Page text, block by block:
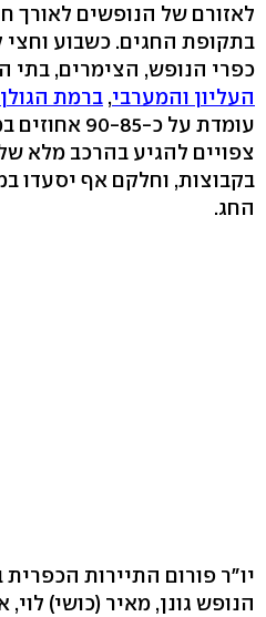
לאזורם של הנופשים לאורך
בתקופת החגים. כשבוע וחצי
כפרי הנופש, הצימרים, בתי
העליון והמערבי, ברמת הגולן
עומדת על כ-
צפויים להגיע בהרכב מלא
בקבוצות, וחלקם אף יסעדו
החג.
יו"ר פורום התיירות הכפרית
הנופש גונן, מאיר (כושי) לוי,